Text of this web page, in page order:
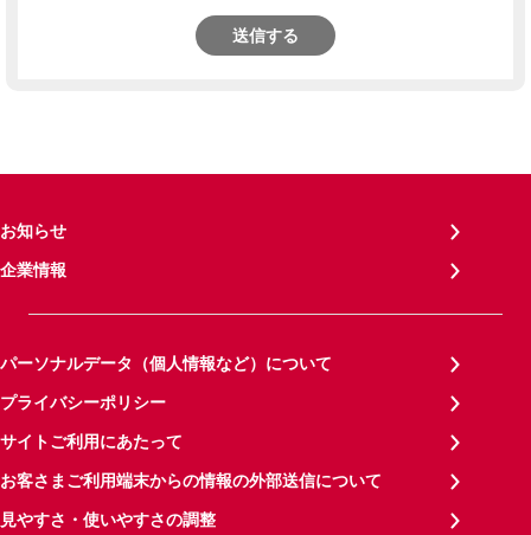
送信する
お知らせ
企業情報
パーソナルデータ（個人情報など）について
プライバシーポリシー
サイトご利用にあたって
お客さまご利用端末からの情報の外部送信について
見やすさ・使いやすさの調整